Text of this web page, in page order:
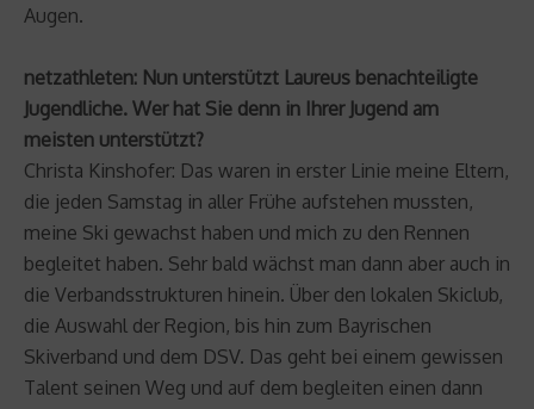
Augen.
netzathleten: Nun unterstützt Laureus benachteiligte
Jugendliche. Wer hat Sie denn in Ihrer Jugend am
meisten unterstützt?
Christa Kinshofer: Das waren in erster Linie meine Eltern,
die jeden Samstag in aller Frühe aufstehen mussten,
meine Ski gewachst haben und mich zu den Rennen
begleitet haben. Sehr bald wächst man dann aber auch in
die Verbandsstrukturen hinein. Über den lokalen Skiclub,
die Auswahl der Region, bis hin zum Bayrischen
Skiverband und dem DSV. Das geht bei einem gewissen
Talent seinen Weg und auf dem begleiten einen dann